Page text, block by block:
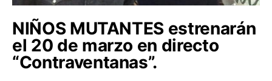
NIÑOS MUTANTES estrenarán
el 20 de marzo en directo
“Contraventanas”.